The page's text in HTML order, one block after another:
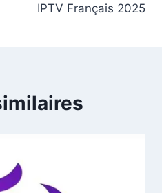
IPTV Français 2025